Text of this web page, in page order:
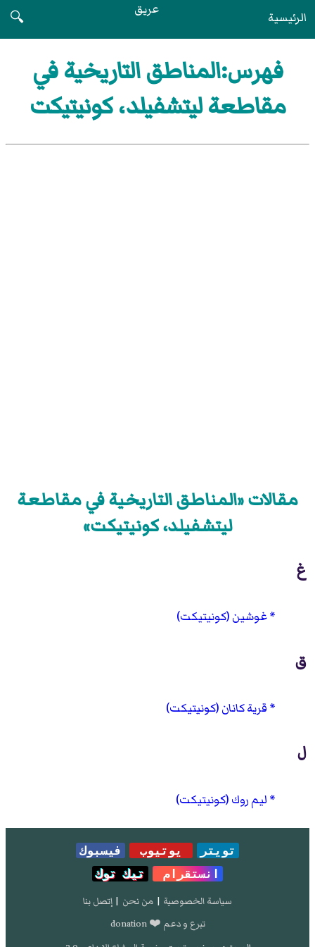
الرئيسية عريق
🔍
فهرس:المناطق التاريخية في
مقاطعة ليتشفيلد، كونيتيكت
مقالات «المناطق التاريخية في مقاطعة
ليتشفيلد، كونيتيكت»
غ
غوشين (كونيتيكت)
ق
قرية كانان (كونيتيكت)
ل
ليم روك (كونيتيكت)
تويتر يوتيوب
فيسبوك
انستقرام
تيك توك
سياسة الخصوصية | من نحن | إتصل بنا
تبرع و دعم ❤️ donation